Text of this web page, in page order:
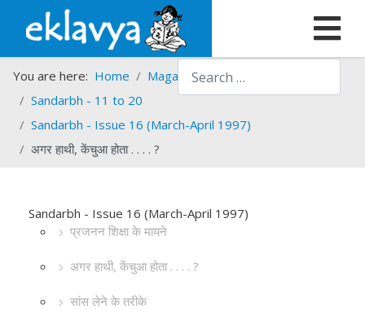
Search
You are here: Home Magazines
Sandarbh
Sandarbh - 11 to 20
Sandarbh - Issue 16 (March-April 1997)
अगर हाथी, केंचुआ होता . . . . ?
Sandarbh - Issue 16 (March-April 1997)
प्रजनन शिक्षा के मायने
अगर हाथी, केंचुआ होता . . . . ?
सांस लेने के तरीके